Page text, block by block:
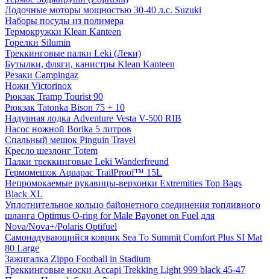
Лодочные моторы мощностью 30-40 л.с. Suzuki
Наборы посуды из полимера
Термокружки Klean Kanteen
Горелки Silumin
Треккинговые палки Leki (Леки)
Бутылки, фляги, канистры Klean Kanteen
Резаки Campingaz
Ножи Victorinox
Рюкзак Tramp Tourist 90
Рюкзак Tatonka Bison 75 + 10
Надувная лодка Adventure Vesta V-500 RIB
Насос ножной Borika 5 литров
Спальный мешок Pinguin Travel
Кресло шезлонг Totem
Палки треккинговые Leki Wanderfreund
Гермомешок Aquapac TrailProof™ 15L
Непромокаемые рукавицы-верхонки Extremities Top Bags
Black XL
Уплотнительное кольцо байонетного соединения топливного
шланга Optimus O-ring for Male Bayonet on Fuel для
Nova/Nova+/Polaris Optifuel
Самонадувающийся коврик Sea To Summit Comfort Plus SI Mat
80 Large
Зажигалка Zippo Football in Stadium
Треккинговые носки Accapi Trekking Light 999 black 45-47